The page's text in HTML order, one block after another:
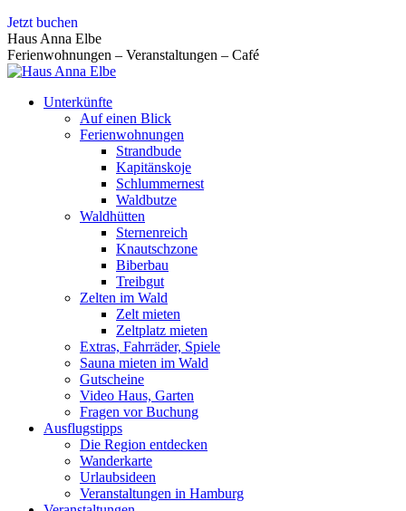
Zum
Inhalt
springen
Jetzt buchen
Haus Anna Elbe
Ferienwohnungen – Veranstaltungen – Café
Unterkünfte
Auf einen Blick
Ferienwohnungen
Strandbude
Kapitänskoje
Schlummernest
Waldbutze
Waldhütten
Sternenreich
Knautschzone
Biberbau
Treibgut
Zelten im Wald
Zelt mieten
Zeltplatz mieten
Extras, Fahrräder, Spiele
Sauna mieten im Wald
Gutscheine
Video Haus, Garten
Fragen vor Buchung
Ausflugstipps
Die Region entdecken
Wanderkarte
Urlaubsideen
Veranstaltungen in Hamburg